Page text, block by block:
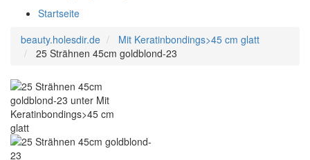
Startseite
beauty.holesdir.de
Mit Keratinbondings>45 cm glatt
25 Strähnen 45cm goldblond-23